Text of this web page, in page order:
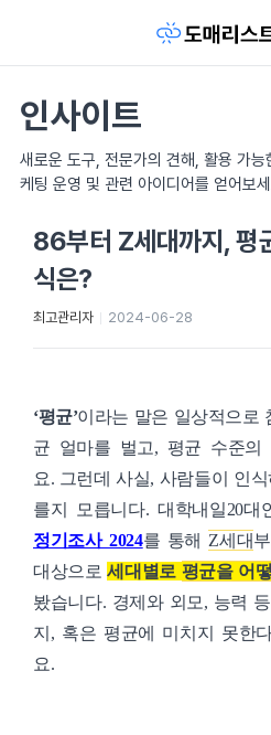
인사이트
새로운 도구, 전문가의 견해, 활용 가
케팅 운영 및 관련 아이디어를 얻어보
86부터 Z세대까지, 평
식은?
최고관리자 2024-06-28
‘평균’이라는 말은 일상적으로
균 얼마를 벌고, 평균 수준의
요. 그런데 사실, 사람들이 인
를지 모릅니다. 대학내일20대
정기조사 2024를 통해 Z세대
대상으로세대별로 평균을 어
봤습니다. 경제와 외모, 능력
지, 혹은 평균에 미치지 못한
요.